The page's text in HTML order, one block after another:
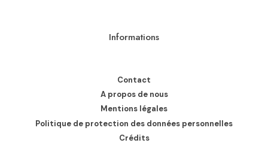
Informations
Contact
A propos de nous
Mentions légales
Politique de protection des données personnelles
Crédits